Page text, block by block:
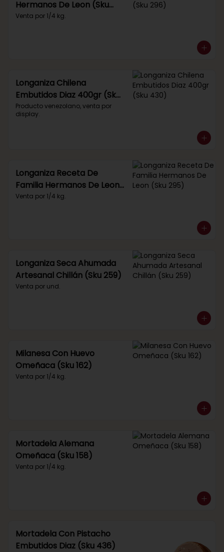
Hermanos De Leon (Sku
296)
Venta por 1/4 kg.
Longaniza Chilena
Embutidos Diaz 400gr (Sku
430)
Producto venezolano, venta por
display.
Longaniza Receta De
Familia Hermanos De Leon
(Sku 295)
Venta por 1/4 kg.
Longaniza Seca Ahumada
Artesanal Chillán (Sku 259)
Venta por und.
Milanesa Con Huevo
Omeñaca (Sku 162)
Venta por 1/4 kg.
Mortadela Alemana
Omeñaca (Sku 158)
Venta por 1/4 kg.
Mortadela Con Pistacho
Embutidos Diaz (Sku 436)